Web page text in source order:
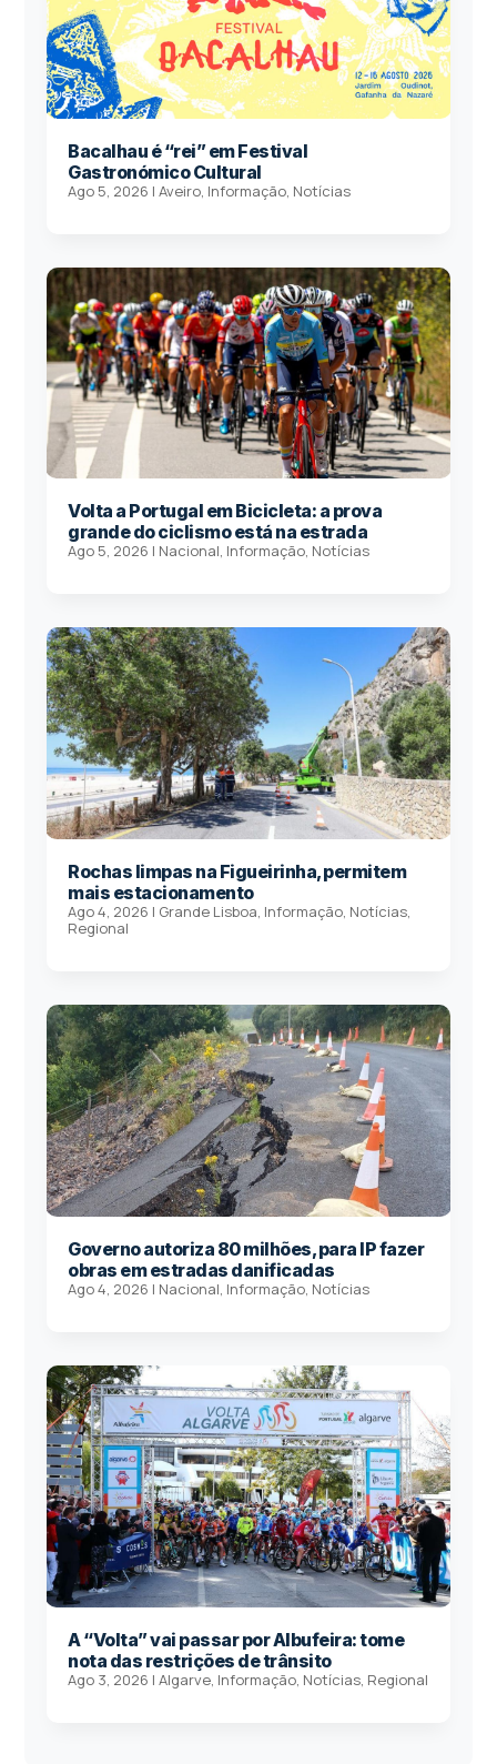
Bacalhau é “rei” em Festival
Gastronómico Cultural
Ago 5, 2026 |Aveiro, Informação, Notícias
Volta a Portugal em Bicicleta: a prova
grande do ciclismo está na estrada
Ago 5, 2026 | Nacional, Informação, Notícias
Rochas limpas na Figueirinha, permitem
mais estacionamento
Ago 4, 2026 | Grande Lisboa, Informação, Notícias,
Regional
Governo autoriza 80 milhões, para IP fazer
obras em estradas danificadas
Ago 4, 2026 | Nacional, Informação, Notícias
A “Volta” vai passar por Albufeira: tome
nota das restrições de trânsito
Ago 3, 2026 |Algarve, Informação, Notícias, Regional